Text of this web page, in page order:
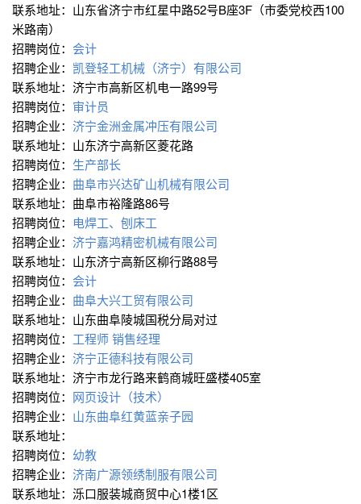
联系地址：山东省济宁市红星中路52号B座3F（市委党校西100
米路南）
招聘岗位： 会计
招聘企业： 凯登轻工机械（济宁）有限公司
联系地址：济宁市高新区机电一路99号
招聘岗位： 审计员
招聘企业： 济宁金洲金属冲压有限公司
联系地址：山东济宁高新区菱花路
招聘岗位： 生产部长
招聘企业： 曲阜市兴达矿山机械有限公司
联系地址：曲阜市裕隆路86号
招聘岗位： 电焊工、刨床工
招聘企业： 济宁嘉鸿精密机械有限公司
联系地址：山东济宁高新区柳行路88号
招聘岗位： 会计
招聘企业： 曲阜大兴工贸有限公司
联系地址：山东曲阜陵城国税分局对过
招聘岗位： 工程师销售经理
招聘企业： 济宁正德科技有限公司
联系地址：济宁市龙行路来鹤商城旺盛楼405室
招聘岗位： 网页设计（技术）
招聘企业： 山东曲阜红黄蓝亲子园
联系地址：
招聘岗位： 幼教
招聘企业： 济南广源领绣制服有限公司
联系地址：泺口服装城商贸中心1楼1区